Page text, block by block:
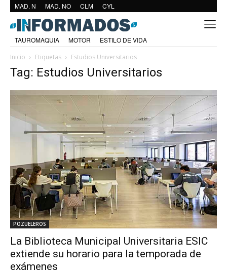
MAD. N MAD. NO CLM CYL
TAUROMAQUIA MOTOR
ESTILO DE VIDA
Inicio
Etiquetas Estudios Universitarios
Tag: Estudios Universitarios
POZUELEROS
La Biblioteca Municipal Universitaria ESIC
extiende su horario para la temporada de
exámenes